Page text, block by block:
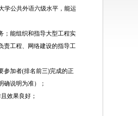
学公共外语六级水平，能运
；能组织和指导大型工程实
责工程、网络建设的指导工
参加者(排名前三)完成的正
说明为准）；
效果良好；